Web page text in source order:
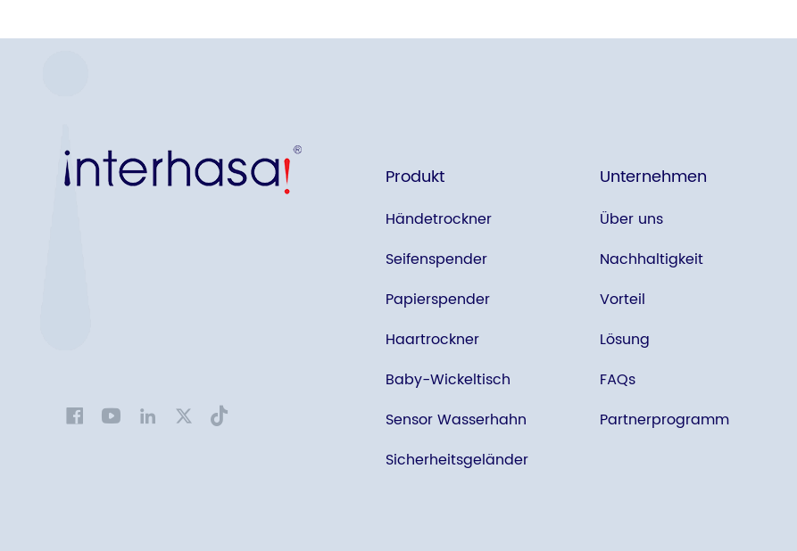
Produkt
Händetrockner
Seifenspender
Papierspender
Haartrockner
Baby-Wickeltisch
Sensor Wasserhahn
Sicherheitsgeländer
Unternehmen
Über uns
Nachhaltigkeit
Vorteil
Lösung
FAQs
Partnerprogramm